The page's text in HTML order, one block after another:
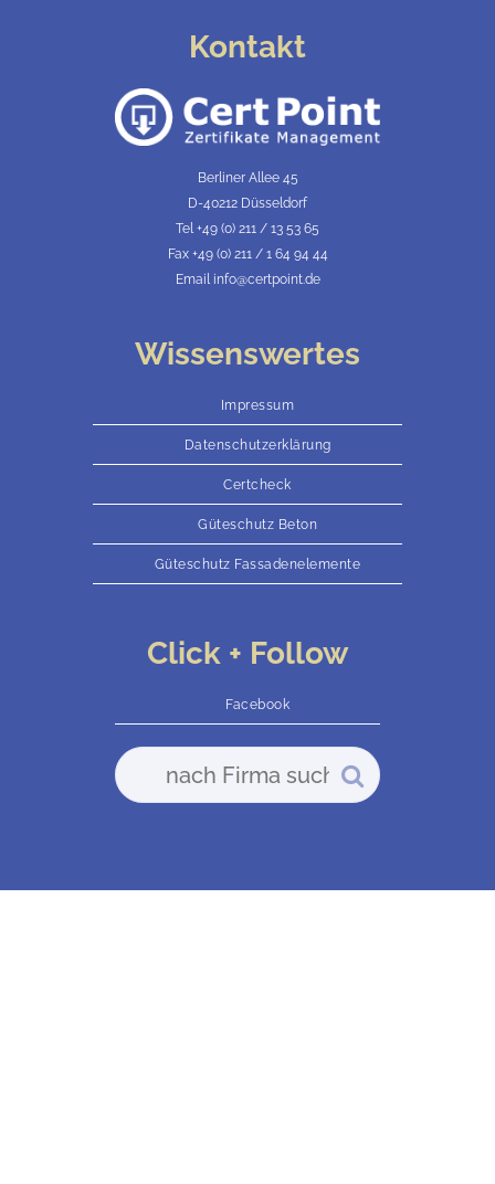
Kontakt
Berliner Allee 45
D-40212 Düsseldorf
Tel +49 (0) 211 / 13 53 65
Fax +49 (0) 211 / 1 64 94 44
Email info@certpoint.de
Wissenswertes
Impressum
Datenschutzerklärung
Certcheck
Güteschutz Beton
Güteschutz Fassadenelemente
Click + Follow
Facebook